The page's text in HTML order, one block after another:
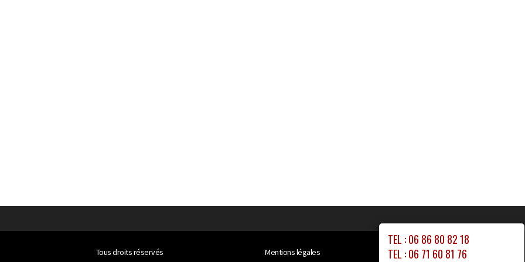
TEL : 06 86 80 82 18
TEL : 06 71 60 81 76
Tous droits réservés Mentions légales